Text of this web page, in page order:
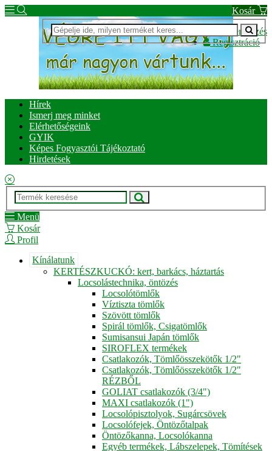
Kosár
Bejelentkezés
Regisztráció
Hírek
Ismerj meg minket
Elérhetőségeink
GYIK
Képes Fogyasztói Tájékoztató
Hirdetések
Menü
Kosár
Profil
Kínálatunk
KERTÉSZKUCKÓ: kert, barkács, háztartás
Locsolástechnika, öntözés
Locsolótömlők
Víztiszta tömlők
Szövött tömlők
Spirál tömlők, Csigatömlők
Sumisansui Japán tömlők
SIROFLEX termékek
Csatlakozók, Tömlőösszekötők 1/2"
Csatlakozók, Tömlőösszekötők 1/2"
RÉZBŐL
GOLIAT csatlakozók (3/4")
MAXI csatlakozók (1")
Locsolópisztolyok, Sugárcsövek
Locsolófejek, Öntözőtalpak
Öntözőkanna, Locsolókanna
Egyéb termékek, Lábszelepek, Tömítések